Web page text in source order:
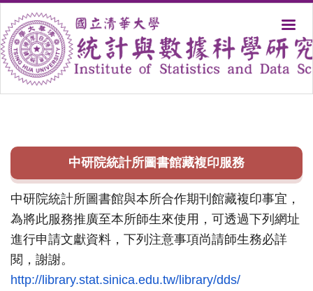
到
主
要
內
區
中研院統計所圖書館藏複印服務
中研院統計所圖書館與本所合作期刊館藏複印事宜，
為將此服務推廣至本所師生來使用， 可透過下列網址
進行申請文獻資料， 下列注意事項尚請師生務必詳
閱，謝謝。
http://library.stat.sinica.edu.tw/library/dds/